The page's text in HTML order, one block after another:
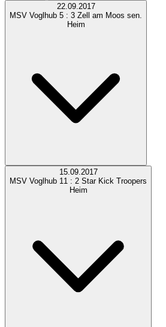
22.09.2017
MSV Voglhub 5 : 3 Zell am Moos sen.
Heim
15.09.2017
MSV Voglhub 11 : 2 Star Kick Troopers
Heim